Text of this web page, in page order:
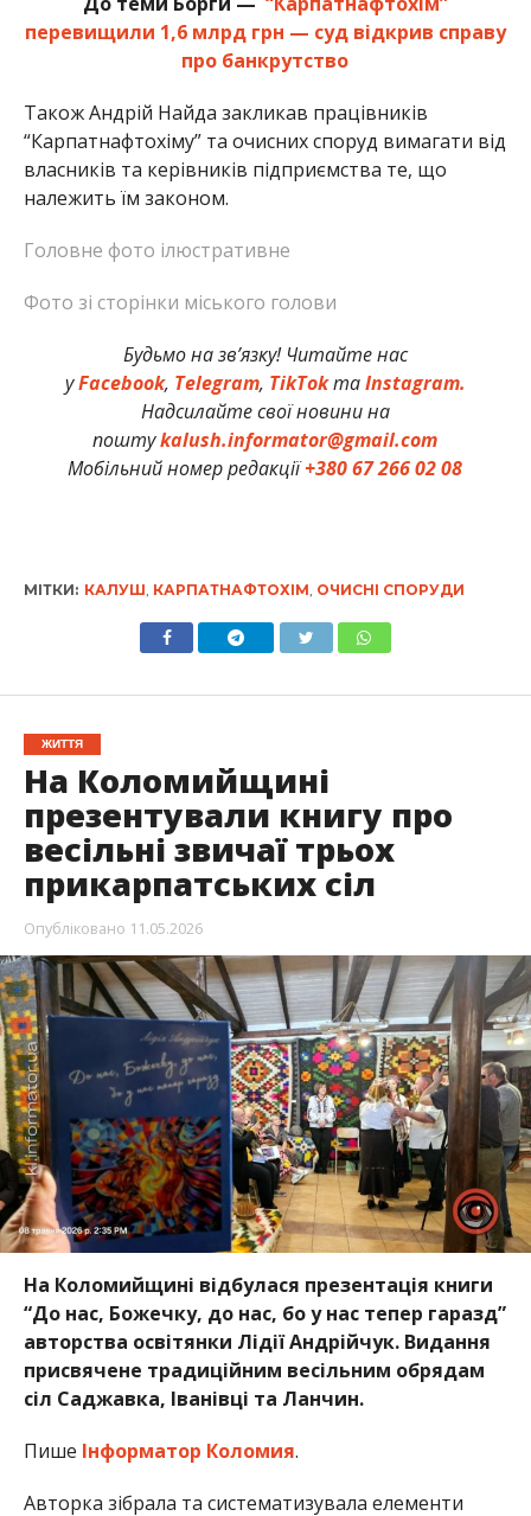
перевищили 1,6 млрд грн — суд відкрив справу
про банкрутство
Також Андрій Найда закликав працівників
“Карпатнафтохіму” та очисних споруд вимагати від
власників та керівників підприємства те, що
належить їм законом.
Головне фото ілюстративне
Фото зі сторінки міського голови
Будьмо на зв’язку! Читайте нас
уFacebook, Telegram, TikTokтаInstagram.
Надсилайте свої новини на
поштуkalush.informator@gmail.com
Мобільний номер редакції+380 67 266 02 08
МІТКИ: КАЛУШ КАРПАТНАФТОХІМ ОЧИСНІ СПОРУДИ
ЖИТТЯ
На Коломийщині
презентували книгу про
весільні звичаї трьох
прикарпатських сіл
Опубліковано 11.05.2026
На Коломийщині відбулася презентація книги
“До нас, Божечку, до нас, бо у нас тепер гаразд”
авторства освітянки Лідії Андрійчук. Видання
присвячене традиційним весільним обрядам
сіл Саджавка, Іванівці та Ланчин.
Пише Інформатор Коломия.
Авторка зібрала та систематизувала елементи